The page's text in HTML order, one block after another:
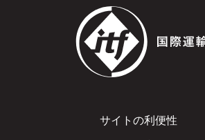
Footer
サイトの利便性